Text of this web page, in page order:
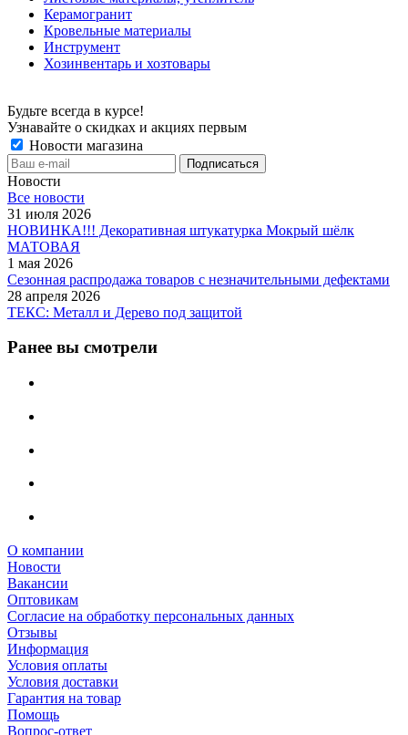
Керамогранит
Кровельные материалы
Инструмент
Хозинвентарь и хозтовары
Будьте всегда в курсе!
Узнавайте о скидках и акциях первым
Новости магазина
Новости
Все новости
31 июля 2026
НОВИНКА!!! Декоративная штукатурка Мокрый шёлк
МАТОВАЯ
1 мая 2026
Сезонная распродажа товаров с незначительными дефектами
28 апреля 2026
ТЕКС: Металл и Дерево под защитой
Ранее вы смотрели
О компании
Новости
Вакансии
Оптовикам
Cогласие на обработку персональных данных
Отзывы
Информация
Условия оплаты
Условия доставки
Гарантия на товар
Помощь
Вопрос-ответ